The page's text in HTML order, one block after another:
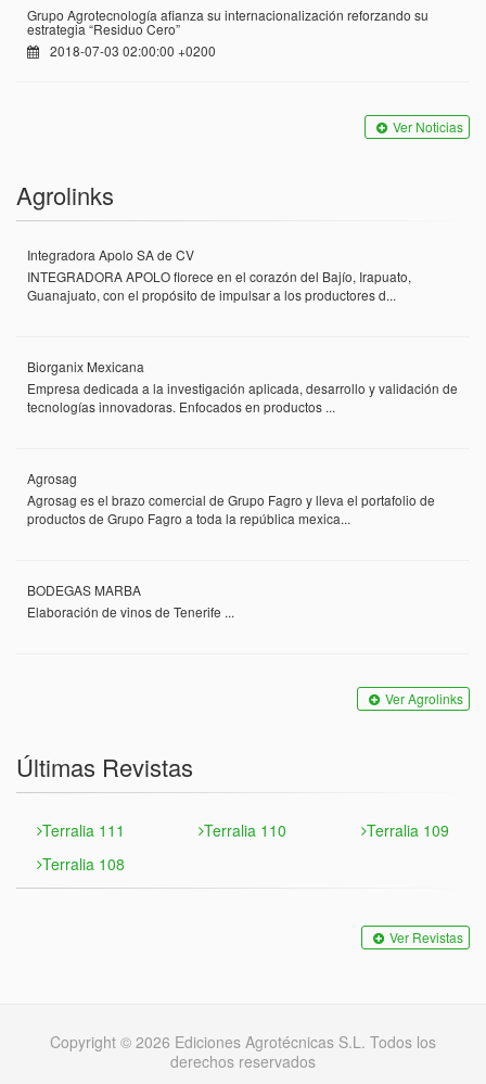
Grupo Agrotecnología afianza su internacionalización reforzando su
estrategia “Residuo Cero”
2018-07-03 02:00:00 +0200
Ver Noticias
Agrolinks
Integradora Apolo SA de CV
INTEGRADORA APOLO florece en el corazón del Bajío, Irapuato,
Guanajuato, con el propósito de impulsar a los productores d...
Biorganix Mexicana
Empresa dedicada a la investigación aplicada, desarrollo y validación de
tecnologías innovadoras. Enfocados en productos ...
Agrosag
Agrosag es el brazo comercial de Grupo Fagro y lleva el portafolio de
productos de Grupo Fagro a toda la república mexica...
BODEGAS MARBA
Elaboración de vinos de Tenerife ...
Ver Agrolinks
Últimas Revistas
Terralia 111 Terralia 110
Terralia 109
Terralia 108
Ver Revistas
Copyright © 2026 Ediciones Agrotécnicas S.L. Todos los
derechos reservados